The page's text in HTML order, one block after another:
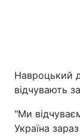
Навроцький
відчувають
"Ми
Україна